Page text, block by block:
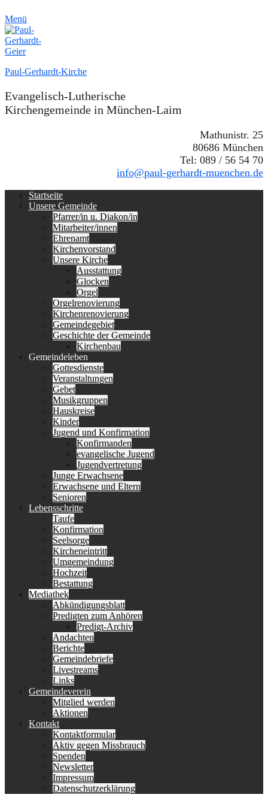
Menü
Paul-Gerhardt-Kirche
Evangelisch-Lutherische
Kirchengemeinde in München-Laim
Mathunistr. 25
80686 München
Tel: 089 / 56 54 70
info@paul-gerhardt-muenchen.de
Erstes
Menü
Startseite
Unsere Gemeinde
Pfarrer/in u. Diakon/in
Mitarbeiter/innen
Ehrenamt
Kirchenvorstand
Unsere Kirche
Ausstattung
Glocken
Orgel
Orgelrenovierung
Kirchenrenovierung
Gemeindegebiet
Geschichte der Gemeinde
Kirchenbau
Gemeindeleben
Gottesdienste
Veranstaltungen
Gebet
Musikgruppen
Hauskreise
Kinder
Jugend und Konfirmation
Konfirmanden
evangelische Jugend
Jugendvertretung
Junge Erwachsene
Erwachsene und Eltern
Senioren
Lebensschritte
Taufe
Konfirmation
Seelsorge
Kircheneintritt
Umgemeindung
Hochzeit
Bestattung
Mediathek
Abkündigungsblatt
Predigten zum Anhören
Predigt-Archiv
Andachten
Berichte
Gemeindebriefe
Livestreams
Links
Gemeindeverein
Mitglied werden
Aktionen
Kontakt
Kontaktformular
Aktiv gegen Missbrauch
Spenden
Newsletter
Impressum
Datenschutzerklärung